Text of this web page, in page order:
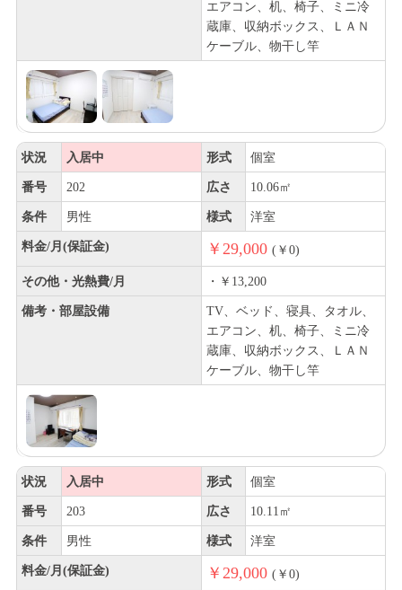
エアコン、机、椅子、ミニ冷
蔵庫、収納ボックス、ＬＡＮ
ケーブル、物干し竿
状況 入居中 形式 個室
番号 202 広さ 10.06㎡
条件 男性 様式 洋室
料金/月(保証金) ￥29,000 (￥0)
その他・光熱費/月 ・￥13,200
備考・部屋設備
TV、ベッド、寝具、タオル、
エアコン、机、椅子、ミニ冷
蔵庫、収納ボックス、ＬＡＮ
ケーブル、物干し竿
状況 入居中 形式 個室
番号 203 広さ 10.11㎡
条件 男性 様式 洋室
料金/月(保証金) ￥29,000 (￥0)